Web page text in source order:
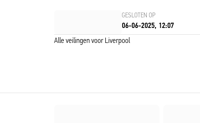
GESLOTEN OP
06-06-2025, 12:07
Alle veilingen voor Liverpool